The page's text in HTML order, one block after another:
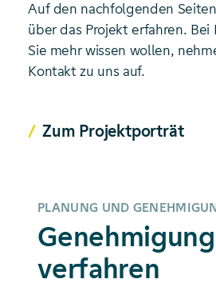
Auf den nachfolgenden
über das Projekt erfahren. Bei
Sie mehr wissen wollen,
Kontakt zu uns auf.
Zum Projektporträt
PLANUNG UND
verfahren